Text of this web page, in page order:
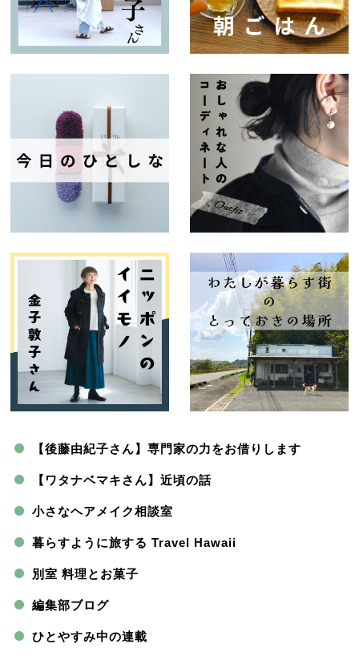
【後藤由紀子さん】専門家の力をお借りします
【ワタナベマキさん】近頃の話
小さなヘアメイク相談室
暮らすように旅する Travel Hawaii
別室 料理とお菓子
編集部ブログ
ひとやすみ中の連載